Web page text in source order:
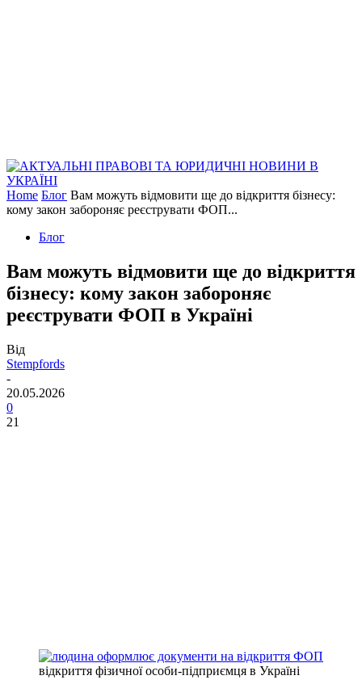
Home Блог Вам можуть відмовити ще до відкриття бізнесу:
кому закон забороняє реєструвати ФОП...
Блог
Вам можуть відмовити ще до відкриття
бізнесу: кому закон забороняє
реєструвати ФОП в Україні
Від
Stempfords
-
20.05.2026
0
21
відкриття фізичної особи-підприємця в Україні